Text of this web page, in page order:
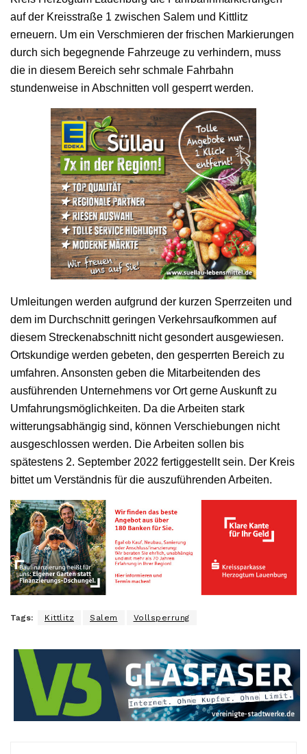
auf der Kreisstraße 1 zwischen Salem und Kittlitz
erneuern. Um ein Verschmieren der frischen Markierungen
durch sich begegnende Fahrzeuge zu verhindern, muss
die in diesem Bereich sehr schmale Fahrbahn
stundenweise in Abschnitten voll gesperrt werden.
Umleitungen werden aufgrund der kurzen Sperrzeiten und
dem im Durchschnitt geringen Verkehrsaufkommen auf
diesem Streckenabschnitt nicht gesondert ausgewiesen.
Ortskundige werden gebeten, den gesperrten Bereich zu
umfahren. Ansonsten geben die Mitarbeitenden des
ausführenden Unternehmens vor Ort gerne Auskunft zu
Umfahrungsmöglichkeiten. Da die Arbeiten stark
witterungsabhängig sind, können Verschiebungen nicht
ausgeschlossen werden. Die Arbeiten sollen bis
spätestens 2. September 2022 fertiggestellt sein. Der Kreis
bittet um Verständnis für die auszuführenden Arbeiten.
Tags: Kittlitz Salem Vollsperrung